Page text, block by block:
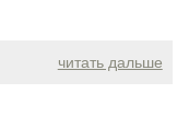
читать дальше